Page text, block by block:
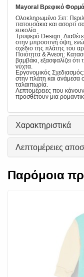
Mayoral Βρεφικό
Ολοκληρωμένο Σετ:
πατουσάκια και ασορτί
ευκολία.
Τρυφερό Design:
στην μπροστινή όψη, ενώ
σχέδιο της πλάτης του
Ποιότητα & Άνεση:
βαμβάκι, εξασφαλίζει
νύχτα.
Εργονομικός
στην πλάτη και ανάμεσα
ταλαιπωρία.
Λεπτομέρειες που
προσθέτουν μια
Χαρακτηριστικά
Λεπτομέρειες
Παρόμοια